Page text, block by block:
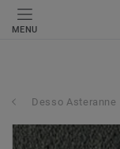
MENU
Desso Asteranne